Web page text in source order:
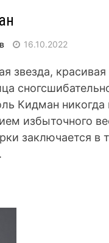
16.10.2022
звезда, красивая
Кидман никогда
избыточного
заключается в